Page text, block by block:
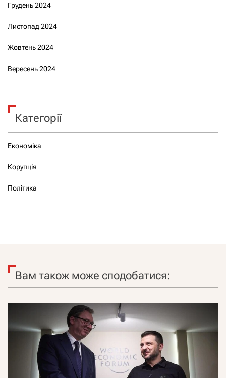
Грудень 2024
Листопад 2024
Жовтень 2024
Вересень 2024
Категорії
Економіка
Корупція
Політика
Вам також може сподобатися: